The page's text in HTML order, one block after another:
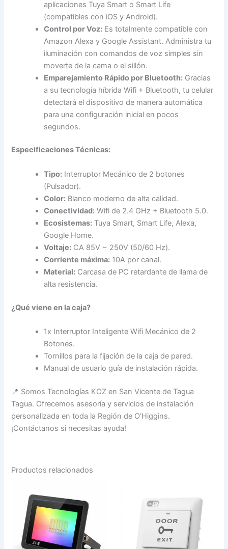
aplicaciones Tuya Smart o Smart Life
(compatibles con iOS y Android).
Control por Voz: Es totalmente compatible con
Amazon Alexa y Google Assistant. Administra tu
iluminación con comandos de voz simples sin
moverte de la cama o el sillón.
Emparejamiento Rápido por Bluetooth: Gracias
a su tecnología híbrida Wifi + Bluetooth, tu celular
detectará el dispositivo de manera automática
para una configuración inicial en pocos
segundos.
Especificaciones Técnicas:
Tipo: Interruptor Mecánico de 2 botones
(Pulsador).
Color: Blanco moderno de alta calidad.
Conectividad: Wifi de 2.4 GHz + Bluetooth 5.0.
Ecosistemas: Tuya Smart, Smart Life, Alexa,
Google Home.
Voltaje: CA 85V ~ 250V (50/60 Hz).
Corriente máxima: 10A por canal.
Material: Carcasa de PC retardante de llama de
alta resistencia.
¿Qué viene en la caja?
1x Interruptor Inteligente Wifi Mecánico de 2
Botones.
Tornillos para la fijación de la caja de pared.
Manual de usuario guía de instalación rápida.
📍 Somos Tecnologías KOZ en San Vicente de Tagua
Tagua. Ofrecemos asesoría y servicios de instalación
personalizada en toda la Región de O’Higgins.
¡Contáctanos si necesitas ayuda!
Productos relacionados